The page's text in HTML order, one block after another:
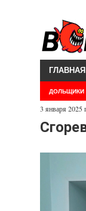
ГЛАВНАЯ
ДОЛЬЩИКИ
3 января 2025